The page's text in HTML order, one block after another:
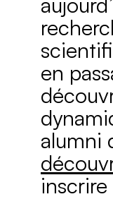
en
alumni
inscrire